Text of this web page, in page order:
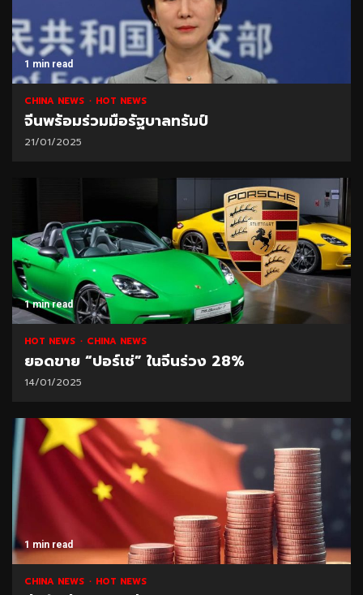
1 min read
CHINA NEWS HOT NEWS
จีนพร้อมร่วมมือรัฐบาลทรัมป์
21/01/2025
1 min read
HOT NEWS CHINA NEWS
ยอดขาย “ปอร์เช่” ในจีนร่วง 28%
14/01/2025
1 min read
CHINA NEWS HOT NEWS